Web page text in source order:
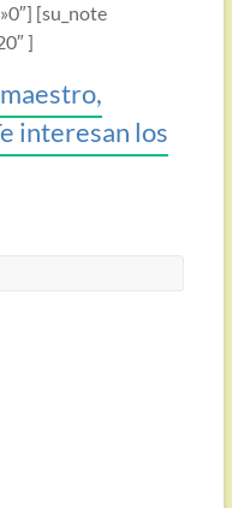
[su_note
]
interesan los